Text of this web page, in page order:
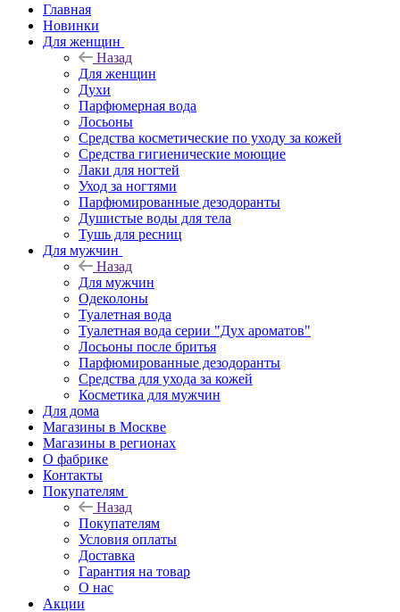
Главная
Новинки
Для женщин
Назад
Для женщин
Духи
Парфюмерная вода
Лосьоны
Средства косметические по уходу за кожей
Средства гигиенические моющие
Лаки для ногтей
Уход за ногтями
Парфюмированные дезодоранты
Душистые воды для тела
Тушь для ресниц
Для мужчин
Назад
Для мужчин
Одеколоны
Туалетная вода
Туалетная вода серии "Дух ароматов"
Лосьоны после бритья
Парфюмированные дезодоранты
Средства для ухода за кожей
Косметика для мужчин
Для дома
Магазины в Москве
Магазины в регионах
О фабрике
Контакты
Покупателям
Назад
Покупателям
Условия оплаты
Доставка
Гарантия на товар
О нас
Акции